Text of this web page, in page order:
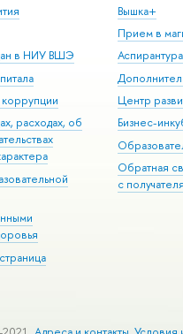
в НИУ ВШЭ
расходах, об
Вышка+
Прием в
Аспирантура
Центр
Бизнес-
Обратная
с